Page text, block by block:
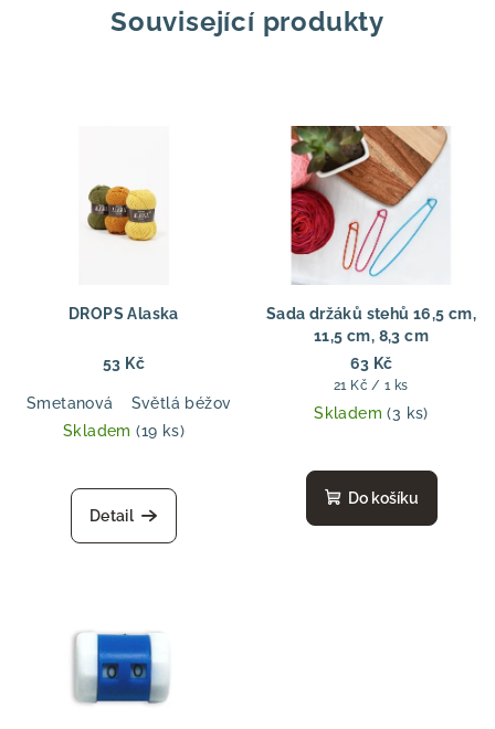
Související produkty
DROPS Alaska
53 Kč
Smetanová Světlá béžová Oříšková Švestka
Skladem(19 ks)
Detail
Sada držáků stehů 16,5 cm,
11,5 cm, 8,3 cm
63 Kč
Měrná
cena:
21 Kč / 1 ks
Skladem(3 ks)
Do košíku